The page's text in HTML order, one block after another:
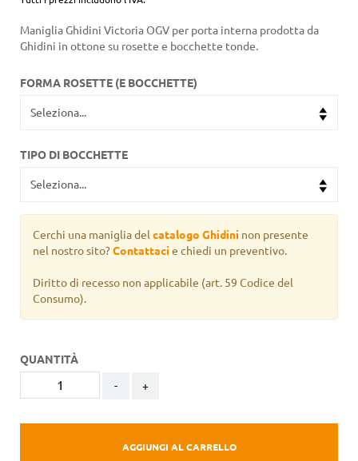
Maniglia Ghidini Victoria OGV per porta interna prodotta da
Ghidini in ottone su rosette e bocchette tonde.
FORMA ROSETTE (E BOCCHETTE)
TIPO DI BOCCHETTE
Cerchi una maniglia del catalogo Ghidini non presente
nel nostro sito?Contattacie chiedi un preventivo.
Diritto di recesso non applicabile (art. 59 Codice del
Consumo).
QUANTITÀ
- +
AGGIUNGI AL CARRELLO